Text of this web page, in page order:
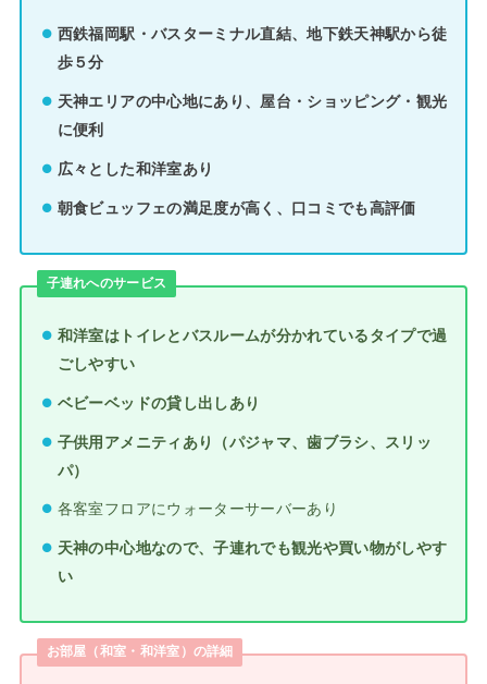
西鉄福岡駅・バスターミナル直結、地下鉄天神駅から徒
歩５分
天神エリアの中心地にあり、屋台・ショッピング・観光
に便利
広々とした和洋室あり
朝食ビュッフェの満足度が高く、口コミでも高評価
子連れへのサービス
和洋室はトイレとバスルームが分かれているタイプで過
ごしやすい
ベビーベッドの貸し出しあり
子供用アメニティあり（パジャマ、歯ブラシ、スリッ
パ）
各客室フロアにウォーターサーバーあり
天神の中心地なので、子連れでも観光や買い物がしやす
い
お部屋（和室・和洋室）の詳細